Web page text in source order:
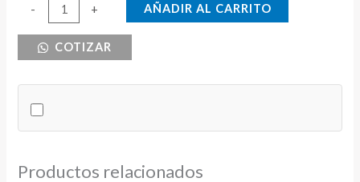
-
EXPANSOR
METALICO
cantidad
+ AÑADIR AL CARRITO
COTIZAR
Productos relacionados